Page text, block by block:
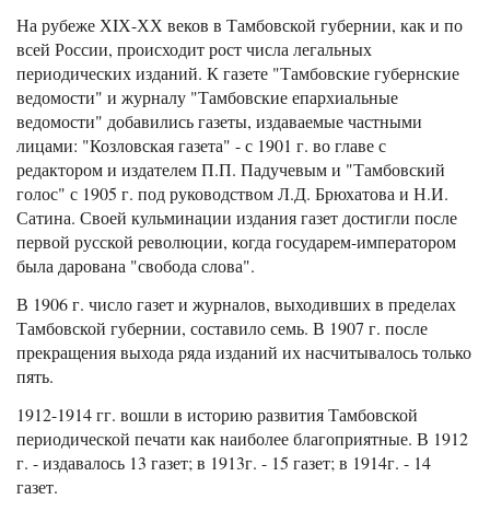
На рубеже ХIХ-ХХ веков в Тамбовской губернии, как и по
всей России, происходит рост числа легальных
периодических изданий. К газете "Тамбовские губернские
ведомости" и журналу "Тамбовские епархиальные
ведомости" добавились газеты, издаваемые частными
лицами: "Козловская газета" - с 1901 г. во главе с
редактором и издателем П.П. Падучевым и "Тамбовский
голос" с 1905 г. под руководством Л.Д. Брюхатова и Н.И.
Сатина. Своей кульминации издания газет достигли после
первой русской революции, когда государем-императором
была дарована "свобода слова".
В 1906 г. число газет и журналов, выходивших в пределах
Тамбовской губернии, составило семь. В 1907 г. после
прекращения выхода ряда изданий их насчитывалось только
пять.
1912-1914 гг. вошли в историю развития Тамбовской
периодической печати как наиболее благоприятные. В 1912
г. - издавалось 13 газет; в 1913г. - 15 газет; в 1914г. - 14
газет.